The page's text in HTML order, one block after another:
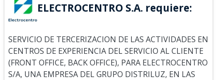
ELECTROCENTRO S.A. requiere:
SERVICIO DE TERCERIZACION DE LAS ACTIVIDADES EN
CENTROS DE EXPERIENCIA DEL SERVICIO AL CLIENTE
(FRONT OFFICE, BACK OFFICE), PARA ELECTROCENTRO
S/A, UNA EMPRESA DEL GRUPO DISTRILUZ, EN LAS